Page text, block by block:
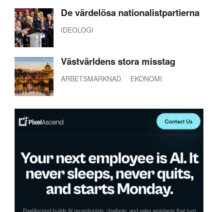
De värdelösa nationalistpartierna
IDEOLOGI
Västvärldens stora misstag
ARBETSMARKNAD EKONOMI